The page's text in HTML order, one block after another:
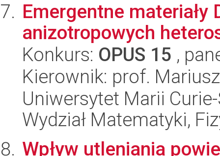
Emergentne materiały
anizotropowych
Konkurs: OPUS 15 ,
Kierownik: prof.
Uniwersytet Marii
Wydział Matematyki,
Wpływ utleniania